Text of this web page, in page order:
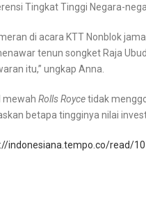
Tingkat Tinggi Negara-
di acara KTT Nonblok
tenun songket Raja
itu,” ungkap Anna.
mewah Rolls Roycetidak
betapa tingginya nilai
indonesiana.tempo.co/read/